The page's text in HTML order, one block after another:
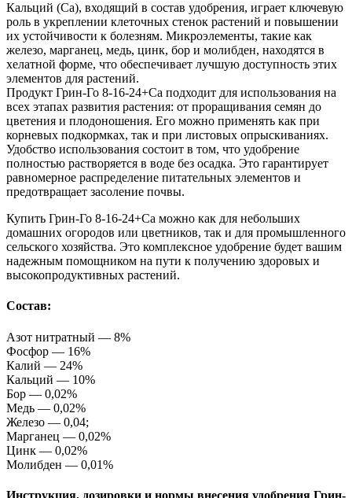
Кальций (Ca), входящий в состав удобрения, играет ключевую
роль в укреплении клеточных стенок растений и повышении
их устойчивости к болезням. Микроэлементы, такие как
железо, марганец, медь, цинк, бор и молибден, находятся в
хелатной форме, что обеспечивает лучшую доступность этих
элементов для растений.
Продукт Грин-Го 8-16-24+Ca подходит для использования на
всех этапах развития растения: от проращивания семян до
цветения и плодоношения. Его можно применять как при
корневых подкормках, так и при листовых опрыскиваниях.
Удобство использования состоит в том, что удобрение
полностью растворяется в воде без осадка. Это гарантирует
равномерное распределение питательных элементов и
предотвращает засоление почвы.
Купить Грин-Го 8-16-24+Ca можно как для небольших
домашних огородов или цветников, так и для промышленного
сельского хозяйства. Это комплексное удобрение будет вашим
надежным помощником на пути к получению здоровых и
высокопродуктивных растений.
Состав:
Азот нитратный — 8%
Фосфор — 16%
Калий — 24%
Кальций — 10%
Бор — 0,02%
Медь — 0,02%
Железо — 0,04;
Марганец — 0,02%
Цинк — 0,02%
Молибден — 0,01%
Инструкция, дозировки и нормы внесения удобрения Грин-